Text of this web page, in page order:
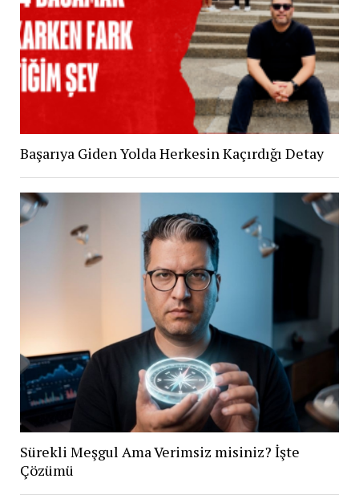
Başarıya Giden Yolda Herkesin Kaçırdığı Detay
Sürekli Meşgul Ama Verimsiz misiniz? İşte
Çözümü